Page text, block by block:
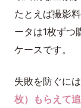
たとえば撮影
ータは1枚ずつ
ケースです。
失敗を防ぐに
枚）もらえて